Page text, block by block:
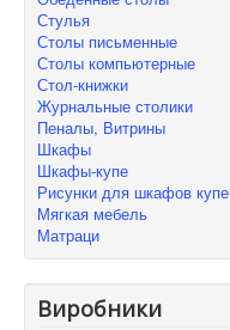
Стулья
Столы письменные
Столы компьютерные
Стол-книжки
Журнальные столики
Пеналы, Витрины
Шкафы
Шкафы-купе
Рисунки для шкафов купе
Мягкая мебель
Матраци
Виробники